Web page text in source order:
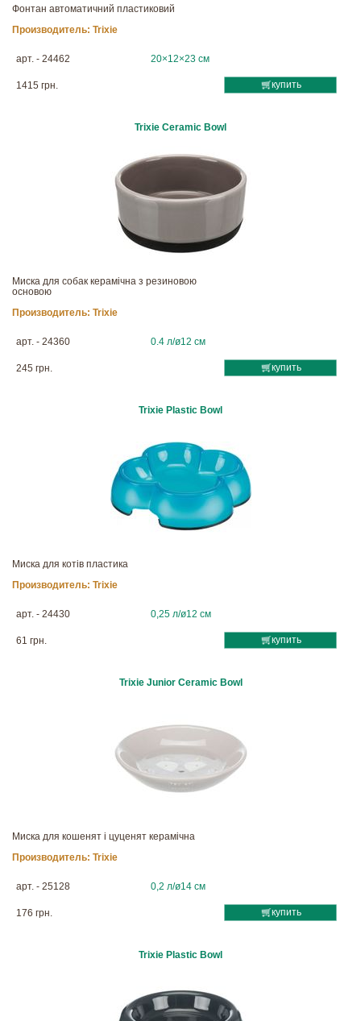
Фонтан автоматичний пластиковий
Производитель: Trixie
арт. - 24462 20×12×23 см
1415 грн. купить
Trixie Ceramic Bowl
Миска для собак керамічна з резиновою
основою
Производитель: Trixie
арт. - 24360 0.4 л/ø12 см
245 грн. купить
Trixie Plastic Bowl
Миска для котів пластика
Производитель: Trixie
арт. - 24430 0,25 л/ø12 см
61 грн. купить
Trixie Junior Ceramic Bowl
Миска для кошенят і цуценят керамічна
Производитель: Trixie
арт. - 25128 0,2 л/ø14 см
176 грн. купить
Trixie Plastic Bowl